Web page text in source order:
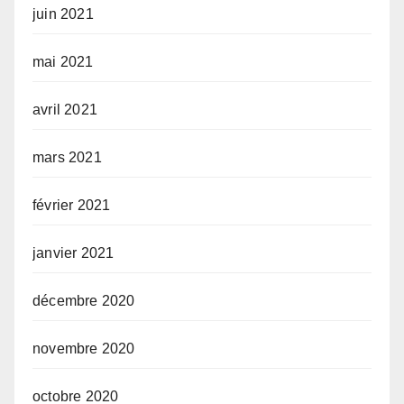
juin 2021
mai 2021
avril 2021
mars 2021
février 2021
janvier 2021
décembre 2020
novembre 2020
octobre 2020